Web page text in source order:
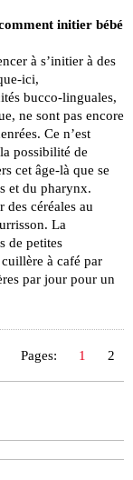
initier bébé
à s’initier à des
ici,
bucco-linguales,
ne sont pas encore
Ce n’est
possibilité de
cet âge-là que se
et du pharynx.
céréales au
La
de petites
à café par
par jour pour un
Pages: 1 2